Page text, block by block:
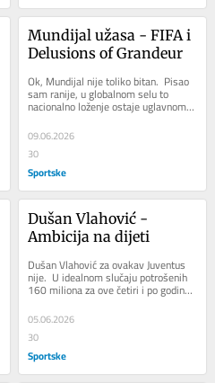
Mundijal užasa - FIFA i
Delusions of Grandeur
Ok, Mundijal nije toliko bitan.  Pisao
sam ranije, u globalnom selu to
nacionalno loženje ostaje uglavnom
identitetski izgubljenim nacijama
koje...
09.06.2026
30
Sportske
Dušan Vlahović -
Ambicija na dijeti
Dušan Vlahović za ovakav Juventus
nije.  U idealnom slučaju potrošenih
160 miliona za ove četiri i po godine
za Srbina bi ga dovelo do statusa...
05.06.2026
30
Sportske